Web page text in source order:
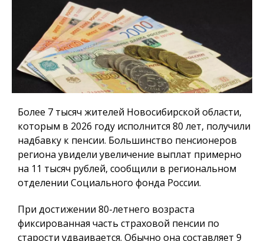
Более 7 тысяч жителей Новосибирской области,
которым в 2026 году исполнится 80 лет, получили
надбавку к пенсии. Большинство пенсионеров
региона увидели увеличение выплат примерно
на 11 тысяч рублей, сообщили в региональном
отделении Социального фонда России.
При достижении 80-летнего возраста
фиксированная часть страховой пенсии по
старости удваивается. Обычно она составляет 9